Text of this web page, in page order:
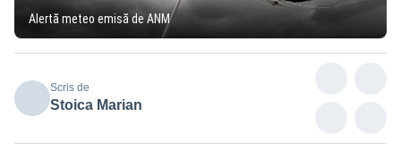
Alertă meteo emisă de ANM
Scris de
Stoica Marian